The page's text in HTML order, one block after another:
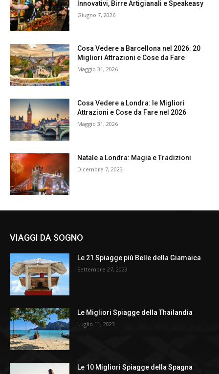
Innovativi, Birre Artigianali e Speakeasy
Giugno 7, 2026
Cosa Vedere a Barcellona nel 2026: 20
Migliori Attrazioni e Cose da Fare
Maggio 31, 2026
Cosa Vedere a Londra: le Migliori
Attrazioni e Cose da Fare nel 2026
Maggio 31, 2026
Natale a Londra: Magia e Tradizioni
Dicembre 7, 2023
VIAGGI DA SOGNO
Le 21 Spiagge più Belle della Giamaica
Settembre 27, 2023
Le Migliori Spiagge della Thailandia
Luglio 11, 2023
Le 10 Migliori Spiagge della Spagna